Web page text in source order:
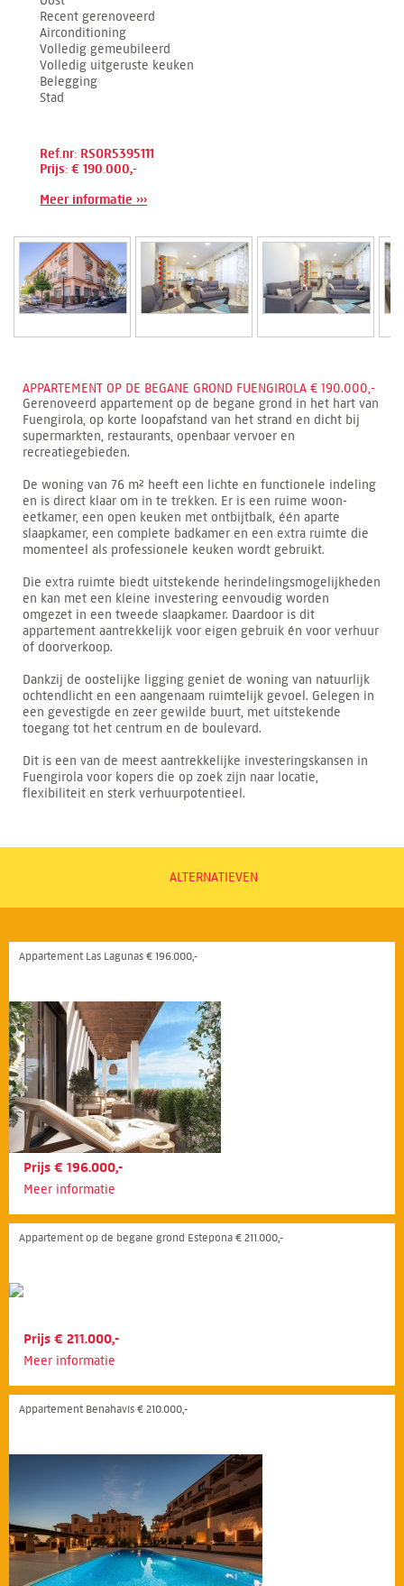
Recent gerenoveerd
Airconditioning
Volledig gemeubileerd
Volledig uitgeruste keuken
Belegging
Stad
Ref.nr: RSOR5395111
Prijs: € 190.000,-
Meer informatie ›››
APPARTEMENT OP DE BEGANE GROND FUENGIROLA € 190.000,-
Gerenoveerd appartement op de begane grond in het hart van
Fuengirola, op korte loopafstand van het strand en dicht bij
supermarkten, restaurants, openbaar vervoer en
recreatiegebieden.
De woning van 76 m² heeft een lichte en functionele indeling
en is direct klaar om in te trekken. Er is een ruime woon-
eetkamer, een open keuken met ontbijtbalk, één aparte
slaapkamer, een complete badkamer en een extra ruimte die
momenteel als professionele keuken wordt gebruikt.
Die extra ruimte biedt uitstekende herindelingsmogelijkheden
en kan met een kleine investering eenvoudig worden
omgezet in een tweede slaapkamer. Daardoor is dit
appartement aantrekkelijk voor eigen gebruik én voor verhuur
of doorverkoop.
Dankzij de oostelijke ligging geniet de woning van natuurlijk
ochtendlicht en een aangenaam ruimtelijk gevoel. Gelegen in
een gevestigde en zeer gewilde buurt, met uitstekende
toegang tot het centrum en de boulevard.
Dit is een van de meest aantrekkelijke investeringskansen in
Fuengirola voor kopers die op zoek zijn naar locatie,
flexibiliteit en sterk verhuurpotentieel.
ALTERNATIEVEN
Appartement Las Lagunas € 196.000,-
Prijs € 196.000,-
Meer informatie
Appartement op de begane grond Estepona € 211.000,-
Prijs € 211.000,-
Meer informatie
Appartement Benahavís € 210.000,-